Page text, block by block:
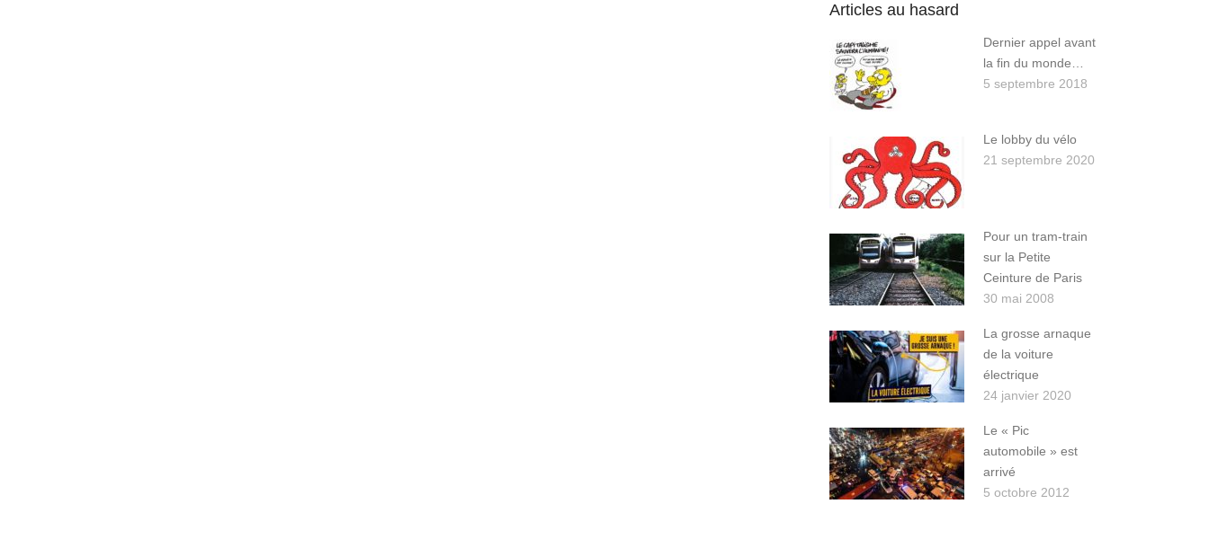
Articles au hasard
Dernier appel avant
la fin du monde…
5 septembre 2018
Le lobby du vélo
21 septembre 2020
Pour un tram-train
sur la Petite
Ceinture de Paris
30 mai 2008
La grosse arnaque
de la voiture
électrique
24 janvier 2020
Le « Pic
automobile » est
arrivé
5 octobre 2012